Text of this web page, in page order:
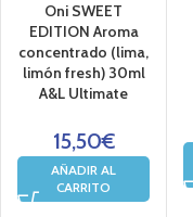
Oni SWEET
EDITION Aroma
concentrado (lima,
limón fresh) 30ml
A&L Ultimate
15,50€
AÑADIR AL
CARRITO